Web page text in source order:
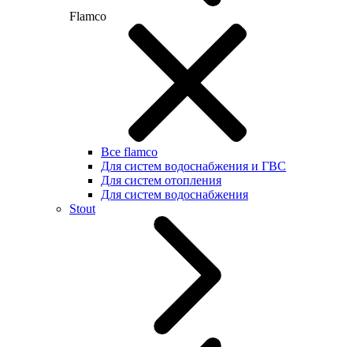
Flamco
Все flamco
Для систем водоснабжения и ГВС
Для систем отопления
Для систем водоснабжения
Stout